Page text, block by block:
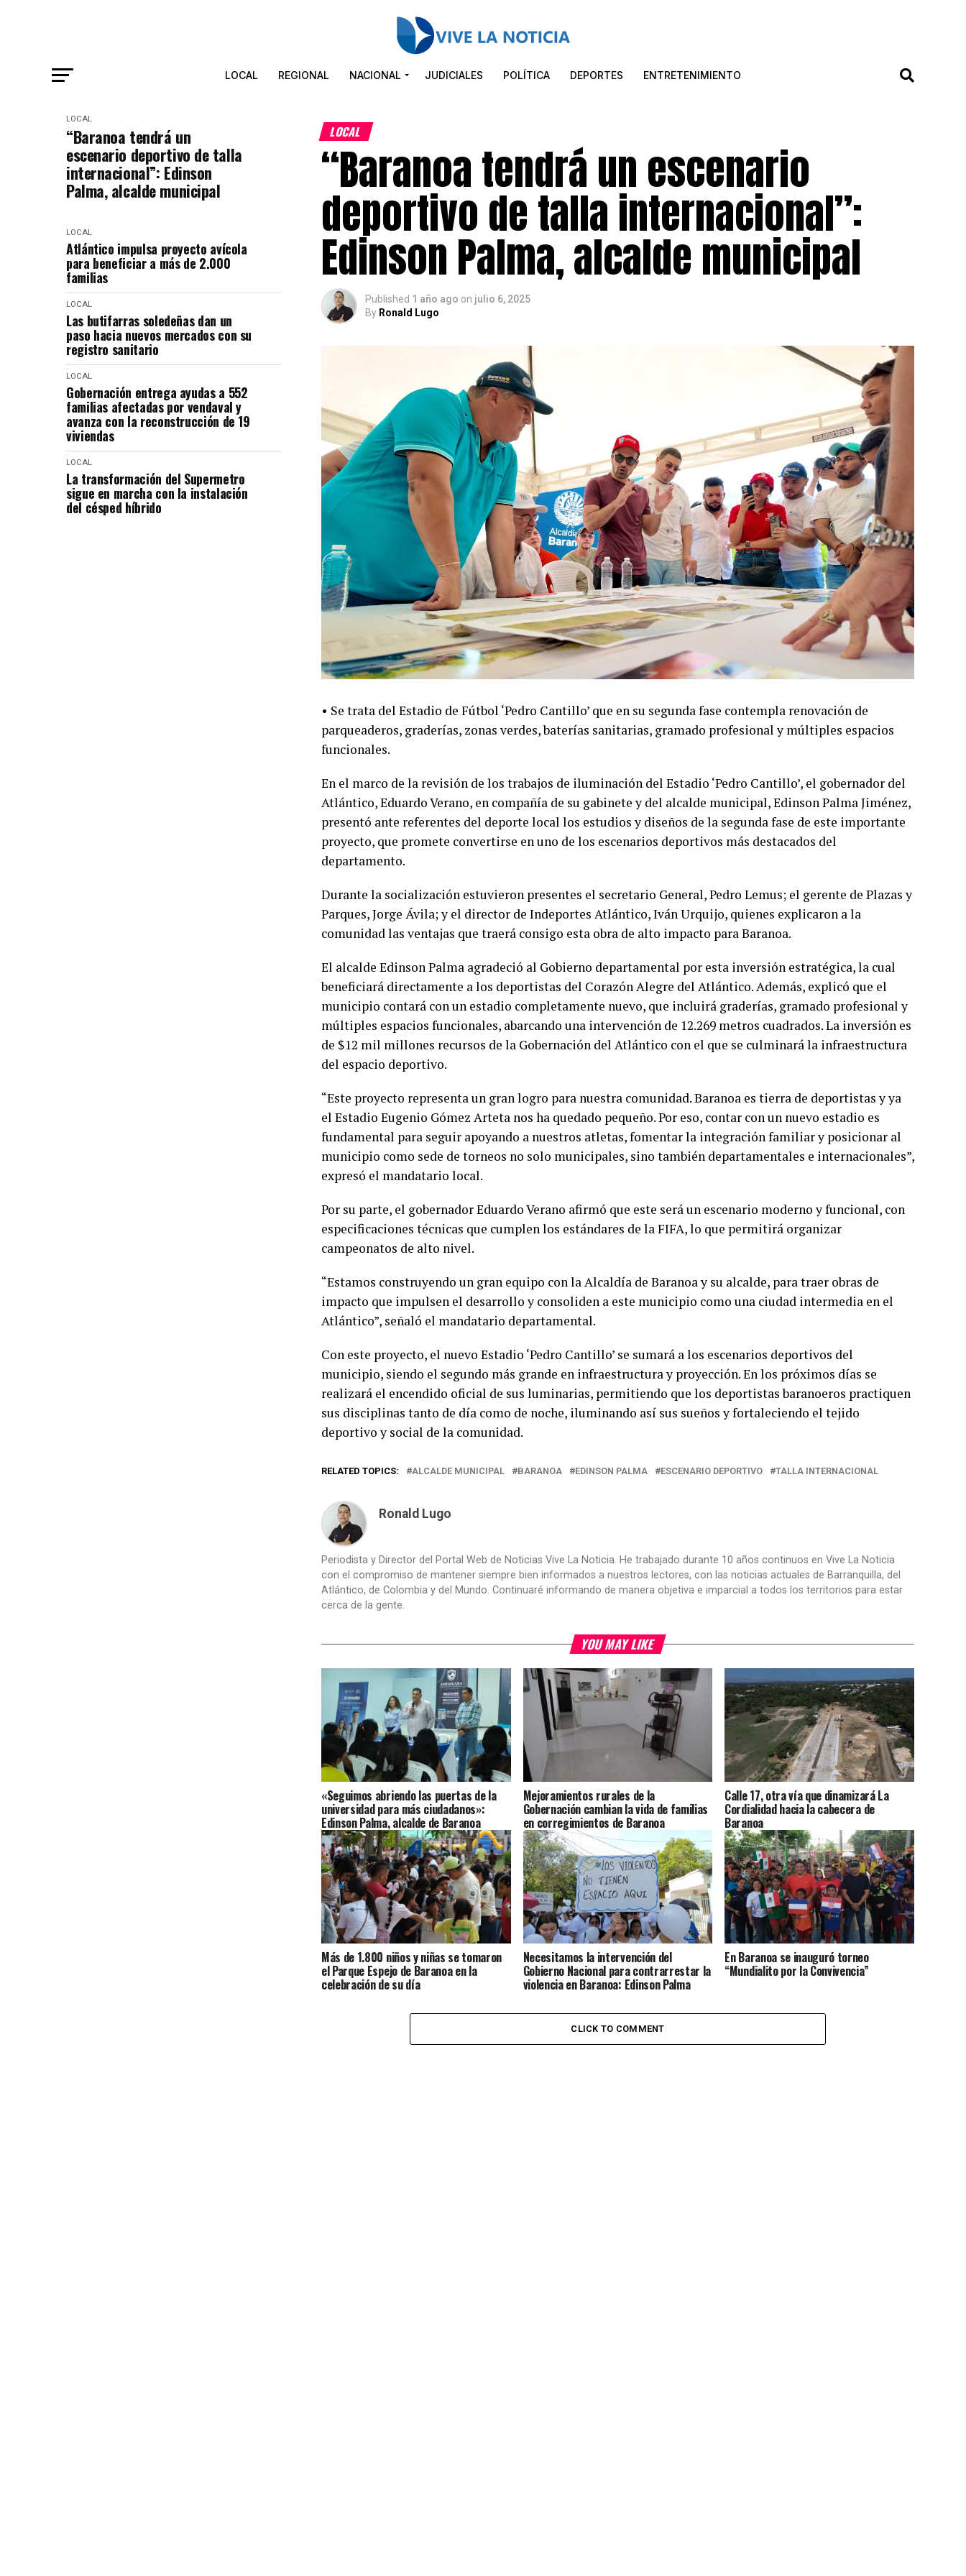
LOCAL REGIONAL NACIONAL JUDICIALES POLÍTICA DEPORTES ENTRETENIMIENTO
LOCAL
“Baranoa tendrá un
escenario deportivo de talla
internacional”: Edinson
Palma, alcalde municipal
LOCAL
Atlántico impulsa proyecto avícola
para beneficiar a más de 2.000
familias
LOCAL
Las butifarras soledeñas dan un
paso hacia nuevos mercados con su
registro sanitario
LOCAL
Gobernación entrega ayudas a 552
familias afectadas por vendaval y
avanza con la reconstrucción de 19
viviendas
LOCAL
La transformación del Supermetro
sigue en marcha con la instalación
del césped híbrido
LOCAL
“Baranoa tendrá un escenario
deportivo de talla internacional”:
Edinson Palma, alcalde municipal
Published 1 año ago on julio 6, 2025
By Ronald Lugo
• Se trata del Estadio de Fútbol ‘Pedro Cantillo’ que en su segunda fase contempla renovación de
parqueaderos, graderías, zonas verdes, baterías sanitarias, gramado profesional y múltiples espacios
funcionales.
En el marco de la revisión de los trabajos de iluminación del Estadio ‘Pedro Cantillo’, el gobernador del
Atlántico, Eduardo Verano, en compañía de su gabinete y del alcalde municipal, Edinson Palma Jiménez,
presentó ante referentes del deporte local los estudios y diseños de la segunda fase de este importante
proyecto, que promete convertirse en uno de los escenarios deportivos más destacados del
departamento.
Durante la socialización estuvieron presentes el secretario General, Pedro Lemus; el gerente de Plazas y
Parques, Jorge Ávila; y el director de Indeportes Atlántico, Iván Urquijo, quienes explicaron a la
comunidad las ventajas que traerá consigo esta obra de alto impacto para Baranoa.
El alcalde Edinson Palma agradeció al Gobierno departamental por esta inversión estratégica, la cual
beneficiará directamente a los deportistas del Corazón Alegre del Atlántico. Además, explicó que el
municipio contará con un estadio completamente nuevo, que incluirá graderías, gramado profesional y
múltiples espacios funcionales, abarcando una intervención de 12.269 metros cuadrados. La inversión es
de $12 mil millones recursos de la Gobernación del Atlántico con el que se culminará la infraestructura
del espacio deportivo.
“Este proyecto representa un gran logro para nuestra comunidad. Baranoa es tierra de deportistas y ya
el Estadio Eugenio Gómez Arteta nos ha quedado pequeño. Por eso, contar con un nuevo estadio es
fundamental para seguir apoyando a nuestros atletas, fomentar la integración familiar y posicionar al
municipio como sede de torneos no solo municipales, sino también departamentales e internacionales”,
expresó el mandatario local.
Por su parte, el gobernador Eduardo Verano afirmó que este será un escenario moderno y funcional, con
especificaciones técnicas que cumplen los estándares de la FIFA, lo que permitirá organizar
campeonatos de alto nivel.
“Estamos construyendo un gran equipo con la Alcaldía de Baranoa y su alcalde, para traer obras de
impacto que impulsen el desarrollo y consoliden a este municipio como una ciudad intermedia en el
Atlántico”, señaló el mandatario departamental.
Con este proyecto, el nuevo Estadio ‘Pedro Cantillo’ se sumará a los escenarios deportivos del
municipio, siendo el segundo más grande en infraestructura y proyección. En los próximos días se
realizará el encendido oficial de sus luminarias, permitiendo que los deportistas baranoeros practiquen
sus disciplinas tanto de día como de noche, iluminando así sus sueños y fortaleciendo el tejido
deportivo y social de la comunidad.
RELATED TOPICS: ALCALDE MUNICIPAL BARANOA EDINSON PALMA ESCENARIO DEPORTIVO TALLA INTERNACIONAL
Ronald Lugo
Periodista y Director del Portal Web de Noticias Vive La Noticia. He trabajado durante 10 años continuos en Vive La Noticia
con el compromiso de mantener siempre bien informados a nuestros lectores, con las noticias actuales de Barranquilla, del
Atlántico, de Colombia y del Mundo. Continuaré informando de manera objetiva e imparcial a todos los territorios para estar
cerca de la gente.
YOU MAY LIKE
«Seguimos abriendo las puertas de la
universidad para más ciudadanos»:
Edinson Palma, alcalde de Baranoa
Mejoramientos rurales de la
Gobernación cambian la vida de familias
en corregimientos de Baranoa
Calle 17, otra vía que dinamizará La
Cordialidad hacia la cabecera de
Baranoa
Más de 1.800 niños y niñas se tomaron
el Parque Espejo de Baranoa en la
celebración de su día
Necesitamos la intervención del
Gobierno Nacional para contrarrestar la
violencia en Baranoa: Edinson Palma
En Baranoa se inauguró torneo
“Mundialito por la Convivencia”
CLICK TO COMMENT